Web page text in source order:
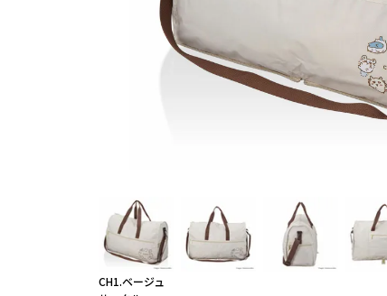
CH1.ベージュ